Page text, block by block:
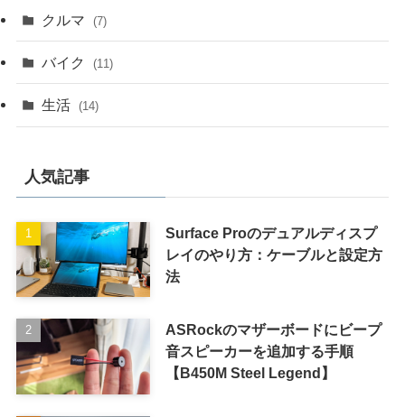
クルマ (7)
バイク (11)
生活 (14)
人気記事
Surface Proのデュアルディスプ
レイのやり方：ケーブルと設定方
法
ASRockのマザーボードにビープ
音スピーカーを追加する手順
【B450M Steel Legend】